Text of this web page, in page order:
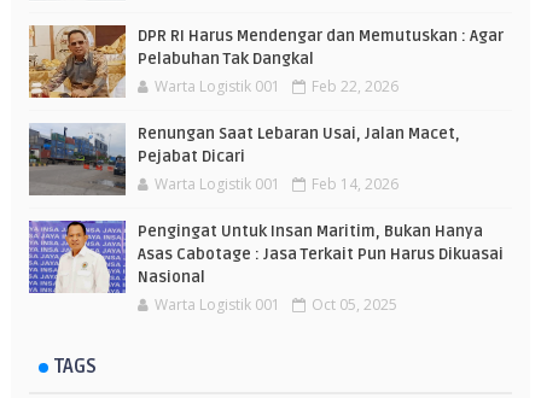
DPR RI Harus Mendengar dan Memutuskan : Agar
Pelabuhan Tak Dangkal
Warta Logistik 001 Feb 22, 2026
Renungan Saat Lebaran Usai, Jalan Macet,
Pejabat Dicari
Warta Logistik 001 Feb 14, 2026
Pengingat Untuk Insan Maritim, Bukan Hanya
Asas Cabotage : Jasa Terkait Pun Harus Dikuasai
Nasional
Warta Logistik 001 Oct 05, 2025
TAGS